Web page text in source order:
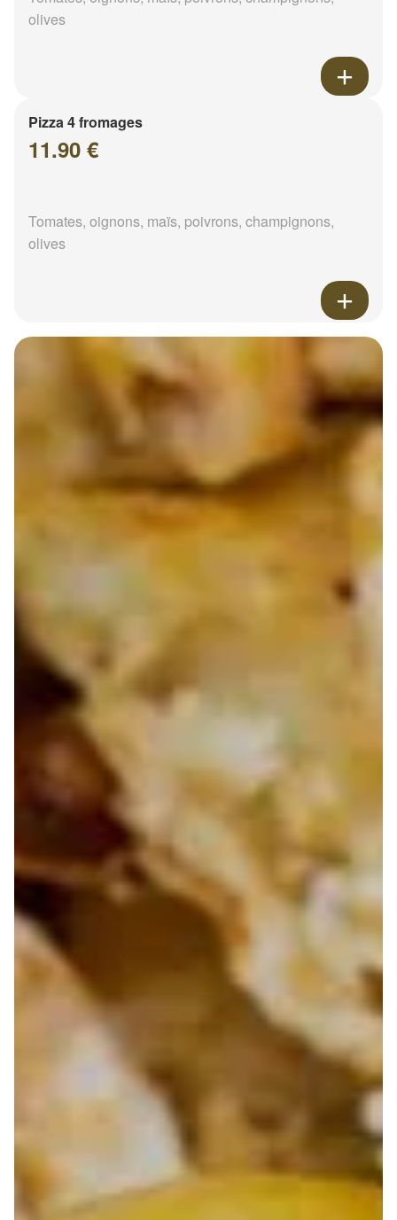
olives
Pizza 4 fromages
11.90 €
Tomates, oignons, maïs, poivrons, champignons,
olives